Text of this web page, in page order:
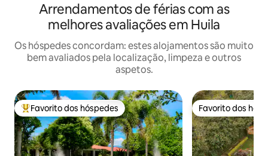
Arrendamentos de férias com as
melhores avaliações em Huila
Os hóspedes concordam: estes alojamentos são muito
bem avaliados pela localização, limpeza e outros
aspetos.
Favoritos dos hóspedes mais apreciados
Favorito dos hóspedes Favorito dos
Favorito dos